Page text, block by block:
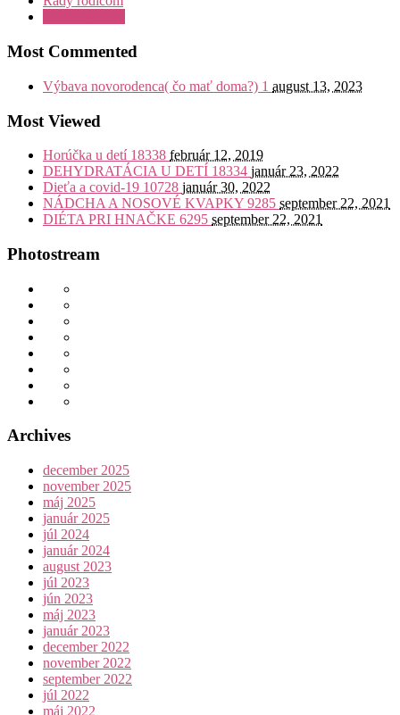
Most Commented
Výbava novorodenca( čo mať doma?) 1 august 13, 2023
Most Viewed
Horúčka u detí 18338 február 12, 2019
DEHYDRATÁCIA U DETÍ 18334 január 23, 2022
Dieťa a covid-19 10728 január 30, 2022
NÁDCHA A NOSOVÉ KVAPKY 9285 september 22, 2021
DIÉTA PRI HNAČKE 6295 september 22, 2021
Photostream
Archives
december 2025
november 2025
máj 2025
január 2025
júl 2024
január 2024
august 2023
júl 2023
jún 2023
máj 2023
január 2023
december 2022
november 2022
september 2022
júl 2022
máj 2022